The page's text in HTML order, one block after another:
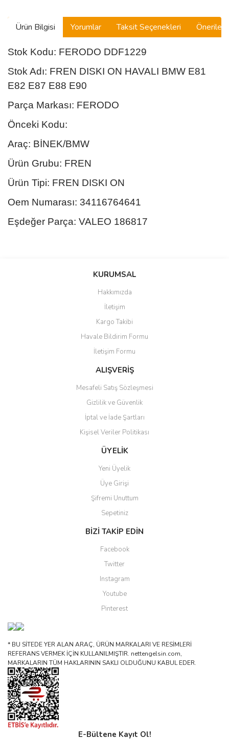
Ürün Bilgisi Yorumlar Taksit Seçenekleri
Stok Kodu: FERODO DDF1229
Stok Adı: FREN DISKI ON HAVALI BMW E81
E82 E87 E88 E90
Parça Markası: FERODO
Önceki Kodu:
Araç: BİNEK/BMW
Ürün Grubu: FREN
Ürün Tipi: FREN DISKI ON
Oem Numarası: 34116764641
Eşdeğer Parça: VALEO 186817
Bu ürüne ilk yorumu siz yapın!
Yorum Yaz
Ürün resmi kalitesiz, bozuk veya görüntülenemiyor.
Ürün açıklamasında eksik bilgiler bulunuyor.
Ürün bilgilerinde hatalar bulunuyor.
Ürün fiyatı diğer sitelerden daha pahalı.
Bu ürüne benzer farklı alternatifler olmalı.
Gönder
KURUMSAL
Hakkımızda
İletişim
Kargo Takibi
Havale Bildirim Formu
İletişim Formu
ALIŞVERİŞ
Mesafeli Satış Sözleşmesi
Gizlilik ve Güvenlik
İptal ve İade Şartları
Kişisel Veriler Politikası
ÜYELİK
Yeni Üyelik
Üye Girişi
Şifremi Unuttum
Sepetiniz
BİZİ TAKİP EDİN
Facebook
Twitter
Instagram
Youtube
Pinterest
* BU SİTEDE YER ALAN ARAÇ, ÜRÜN MARKALARI VE RESİMLERİ
REFERANS VERMEK İÇİN KULLANILMIŞTIR. nettengelsin.com,
MARKALARIN TÜM HAKLARININ SAKLI OLDUĞUNU KABUL EDER.
E-Bültene Kayıt Ol!